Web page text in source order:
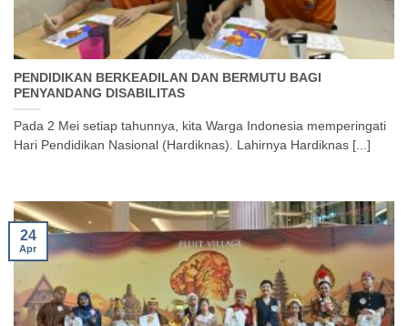
PENDIDIKAN BERKEADILAN DAN BERMUTU BAGI
PENYANDANG DISABILITAS
Pada 2 Mei setiap tahunnya, kita Warga Indonesia memperingati
Hari Pendidikan Nasional (Hardiknas). Lahirnya Hardiknas [...]
24
Apr